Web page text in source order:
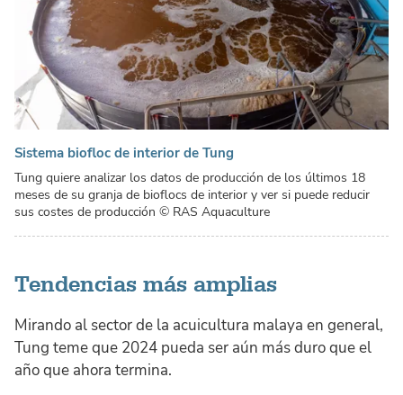
Sistema biofloc de interior de Tung
Tung quiere analizar los datos de producción de los últimos 18
meses de su granja de bioflocs de interior y ver si puede reducir
sus costes de producción © RAS Aquaculture
Tendencias más amplias
Mirando al sector de la acuicultura malaya en general,
Tung teme que 2024 pueda ser aún más duro que el
año que ahora termina.